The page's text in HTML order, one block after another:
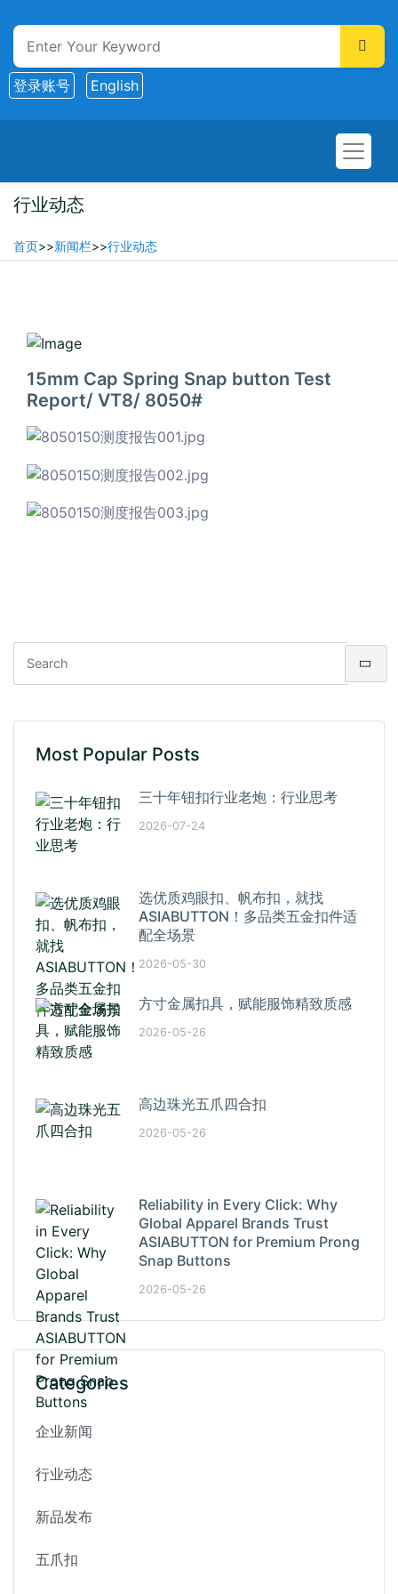
登录账号 English
行业动态
首页>>新闻栏>>行业动态
2026-01-01
15mm Cap Spring Snap button Test
Report/ VT8/ 8050#
Most Popular Posts
三十年钮扣行业老炮：行业思考
2026-07-24
选优质鸡眼扣、帆布扣，就找
ASIABUTTON！多品类五金扣件适
配全场景
2026-05-30
方寸金属扣具，赋能服饰精致质感
2026-05-26
高边珠光五爪四合扣
2026-05-26
Reliability in Every Click: Why
Global Apparel Brands Trust
ASIABUTTON for Premium Prong
Snap Buttons
2026-05-26
Categories
企业新闻
行业动态
新品发布
五爪扣